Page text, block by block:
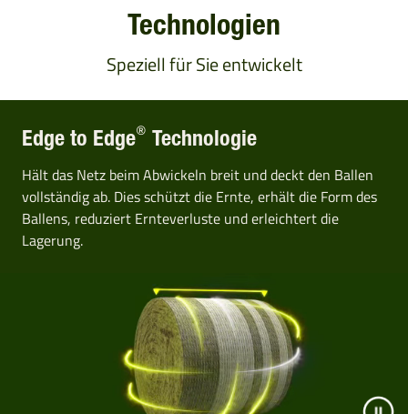
Technologien
Speziell für Sie entwickelt
Edge to Edge® Technologie
Hält das Netz beim Abwickeln breit und deckt den Ballen
vollständig ab. Dies schützt die Ernte, erhält die Form des
Ballens, reduziert Ernteverluste und erleichtert die
Lagerung.